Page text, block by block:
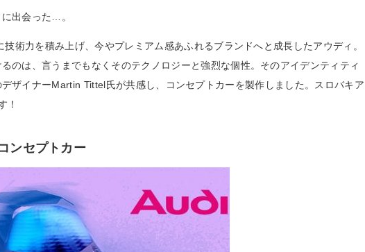
出会った…。
術力を積み上げ、今やプレミアム感あふれるブランドへと成長したアウディ。
のは、言うまでもなくそのテクノロジーと強烈な個性。そのアイデンティティ
ザイナーMartin Tittel氏が共感し、コンセプトカーを製作しました。スロバキア
！
ンセプトカー